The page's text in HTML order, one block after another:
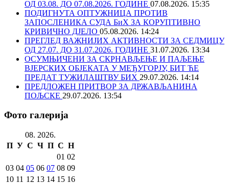
ОД 03.08. ДО 07.08.2026. ГОДИНЕ 07.08.2026. 15:35
ПОДИГНУТА ОПТУЖНИЦА ПРОТИВ
ЗАПОСЛЕНИКА СУДА БиХ ЗА КОРУПТИВНО
КРИВИЧНО ДЈЕЛО 05.08.2026. 14:24
ПРЕГЛЕД ВАЖНИЈИХ АКТИВНОСТИ ЗА СЕДМИЦУ
ОД 27.07. ДО 31.07.2026. ГОДИНЕ 31.07.2026. 13:34
ОСУМЊИЧЕНИ ЗА СКРНАВЉЕЊЕ И ПАЉЕЊЕ
ВЈЕРСКИХ ОБЈЕКАТА У МЕЂУГОРЈУ, БИТ ЋЕ
ПРЕДАТ ТУЖИЛАШТВУ БИХ 29.07.2026. 14:14
ПРЕДЛОЖЕН ПРИТВОР ЗА ДРЖАВЉАНИНА
ПОЉСКЕ 29.07.2026. 13:54
Фото галерија
08. 2026.
П У С Ч П С Н
01 02
03 04 05 06 07 08 09
10 11 12 13 14 15 16